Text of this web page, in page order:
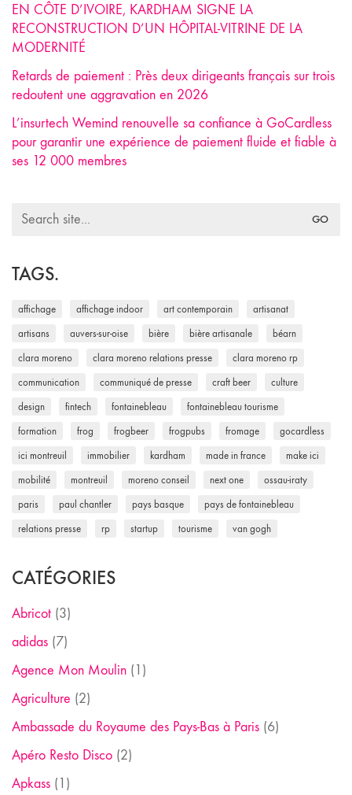
EN CÔTE D’IVOIRE, KARDHAM SIGNE LA
RECONSTRUCTION D’UN HÔPITAL-VITRINE DE LA
MODERNITÉ
Retards de paiement : Près deux dirigeants français sur trois
redoutent une aggravation en 2026
L’insurtech Wemind renouvelle sa confiance à GoCardless
pour garantir une expérience de paiement fluide et fiable à
ses 12 000 membres
Search
TAGS.
affichage affichage indoor art contemporain artisanat
artisans auvers-sur-oise bière bière artisanale béarn
clara moreno clara moreno relations presse clara moreno rp
communication communiqué de presse craft beer culture
design fintech fontainebleau fontainebleau tourisme
formation frog frogbeer frogpubs fromage gocardless
ici montreuil immobilier kardham made in france make ici
mobilité montreuil moreno conseil next one ossau-iraty
paris paul chantler pays basque pays de fontainebleau
relations presse rp startup tourisme van gogh
CATÉGORIES
Abricot (3)
adidas (7)
Agence Mon Moulin (1)
Agriculture (2)
Ambassade du Royaume des Pays-Bas à Paris (6)
Apéro Resto Disco (2)
Apkass (1)